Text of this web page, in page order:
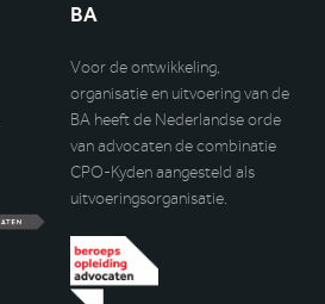
BA
Voor de ontwikkeling,
organisatie en uitvoering van de
BA heeft de Nederlandse orde
van advocaten de combinatie
CPO-Kyden aangesteld als
uitvoeringsorganisatie.